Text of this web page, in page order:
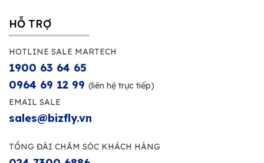
HỖ TRỢ
HOTLINE SALE MARTECH
1900 63 64 65
0964 69 12 99 (liên hệ trực tiếp)
EMAIL SALE
sales@bizfly.vn
TỔNG ĐÀI CHĂM SÓC KHÁCH HÀNG